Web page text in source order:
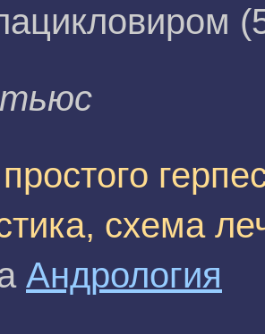
схема
Андрология